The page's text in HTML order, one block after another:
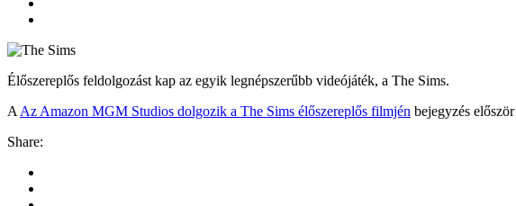
Élőszereplős feldolgozást kap az egyik legnépszerűbb videójáték, a The Sims.
A Az Amazon MGM Studios dolgozik a The Sims élőszereplős filmjén bejegyzés először
Share: